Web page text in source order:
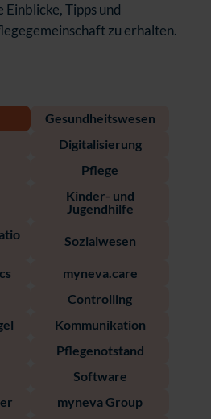
Tipps und
zu erhalten.
Gesundheitswesen
Digitalisierung
Pflege
Kinder- und
Jugendhilfe
Sozialwesen
myneva.care
Controlling
Kommunikation
Pflegenotstand
Software
myneva Group